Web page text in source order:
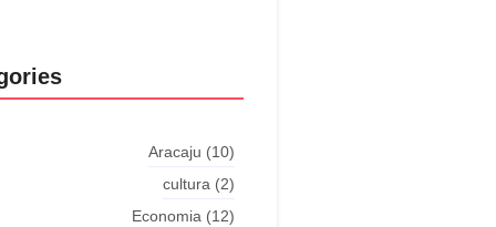
Aracaju (10)
cultura (2)
Economia (12)